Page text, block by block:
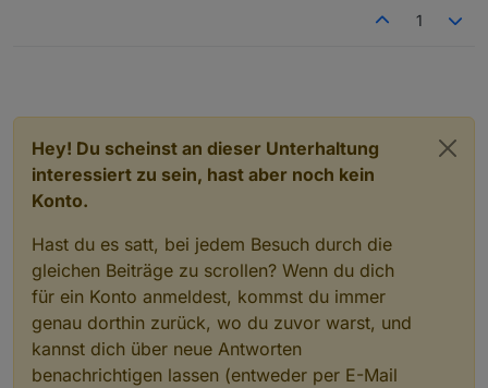
1
Hey! Du scheinst an dieser Unterhaltung
interessiert zu sein, hast aber noch kein
Konto.
Hast du es satt, bei jedem Besuch durch die
gleichen Beiträge zu scrollen? Wenn du dich
für ein Konto anmeldest, kommst du immer
genau dorthin zurück, wo du zuvor warst, und
kannst dich über neue Antworten
benachrichtigen lassen (entweder per E-Mail